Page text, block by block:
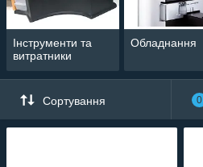
Інструменти та
витратники
Обладнання
Сортування 0